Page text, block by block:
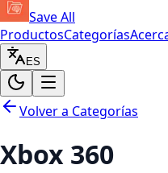
Save All
ProductosCategorías
ES
Volver a Categorías
Xbox 360